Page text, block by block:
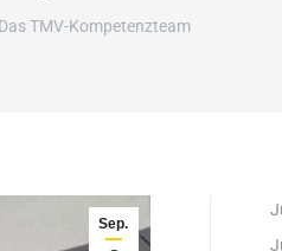
Das TMV-Kompetenzteam
Sep.